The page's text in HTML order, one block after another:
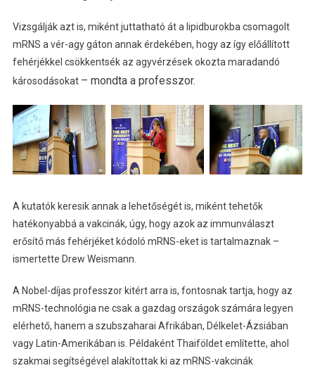
Vizsgálják azt is, miként juttatható át a lipidburokba csomagolt
mRNS a vér-agy gáton annak érdekében, hogy az így előállított
fehérjékkel csökkentsék az agyvérzések okozta maradandó
károsodásokat – mondta a professzor.
A kutatók keresik annak a lehetőségét is, miként tehetők
hatékonyabbá a vakcinák, úgy, hogy azok az immunválaszt
erősítő más fehérjéket kódoló mRNS-eket is tartalmaznak –
ismertette Drew Weismann.
A Nobel-díjas professzor kitért arra is, fontosnak tartja, hogy az
mRNS-technológia ne csak a gazdag országok számára legyen
elérhető, hanem a szubszaharai Afrikában, Délkelet-Ázsiában
vagy Latin-Amerikában is. Példaként Thaiföldet említette, ahol
szakmai segítségével alakítottak ki az mRNS-vakcinák